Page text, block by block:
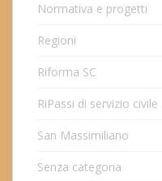
Normativa e progetti
Regioni
Riforma SC
RiPassi di servizio civile
San Massimiliano
Senza categoria